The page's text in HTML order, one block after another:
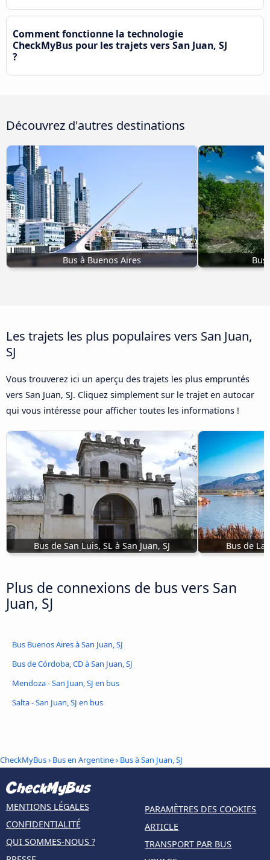
Comment fonctionne la technologie
CheckMyBus pour les trajets vers San Juan, SJ
?
Découvrez d'autres destinations
Bus à Buenos Aires
Les trajets les plus populaires vers San Juan,
SJ
Vous trouverez ici un aperçu des trajets les plus empruntés
vers San Juan, SJ. Cliquez simplement sur le trajet en autocar
qui vous intéresse pour afficher toutes les informations !
Bus de San Luis, SL à San Juan, SJ Bus de La
Plus de connexions de bus vers San
Juan, SJ
Bus Buenos Aires à San Juan, SJ
Bus de Córdoba, CD à San Juan, SJ
Mendoza - San Juan, SJ en bus
Salta - San Juan, SJ en bus
CheckMyBus› Bus en Argentine› Bus à San Juan, SJ
MENTIONS LÉGALES
CONFIDENTIALITÉ
QUI SOMMES-NOUS ?
PARAMÈTRES DES COOKIES
ARTICLE
TRANSPORT PAR BUS